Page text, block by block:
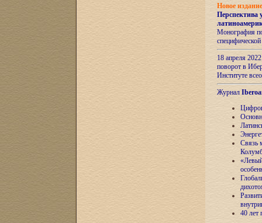
Новое
Перспектива
Монография
18 апреля
поворот в
Институте
Журнал
Связь
40 лет